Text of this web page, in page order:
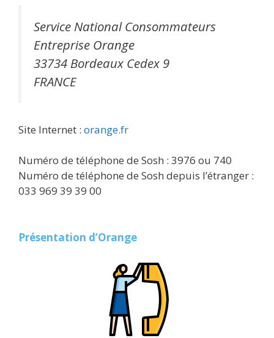
Service National Consommateurs
Entreprise Orange
33734 Bordeaux Cedex 9
FRANCE
Site Internet : orange.fr
Numéro de téléphone de Sosh : 3976 ou 740
Numéro de téléphone de Sosh depuis l’étranger :
033 969 39 39 00
Présentation d’Orange